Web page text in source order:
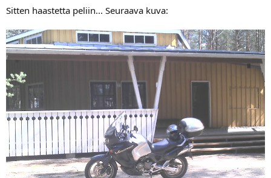
Sitten haastetta peliin... Seuraava kuva: